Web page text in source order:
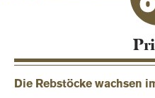
Die Rebstöcke wachsen